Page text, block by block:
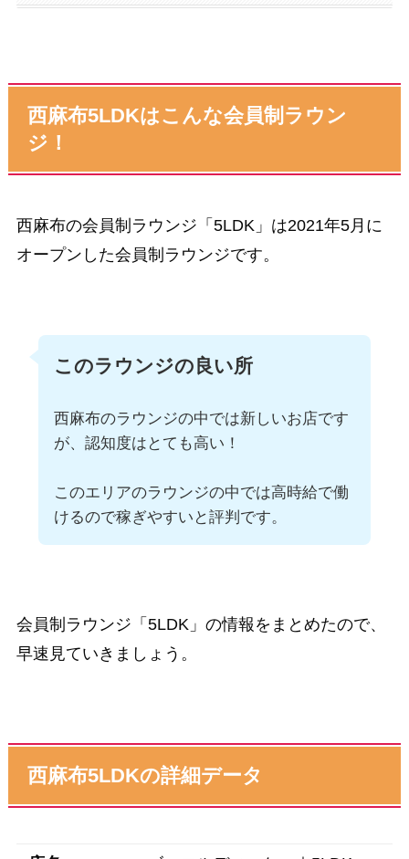
西麻布5LDKはこんな会員制ラウン
ジ！
西麻布の会員制ラウンジ「5LDK」は2021年5月に
オープンした会員制ラウンジです。
このラウンジの良い所
西麻布のラウンジの中では新しいお店です
が、認知度はとても高い！
このエリアのラウンジの中では高時給で働
けるので稼ぎやすいと評判です。
会員制ラウンジ「5LDK」の情報をまとめたので、
早速見ていきましょう。
西麻布5LDKの詳細データ